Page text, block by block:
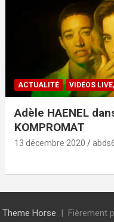
ACTUALITÉ VIDÉOS
Adèle HAENEL
KOMPROMAT
13 décembre 2020
Theme Horse Fièrement